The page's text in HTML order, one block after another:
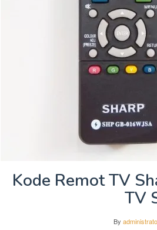
Kode Remot TV
TV
By